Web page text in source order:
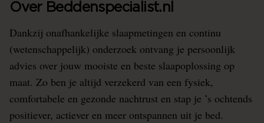
Over Beddenspecialist.nl
Dankzij onafhankelijke slaapmetingen en continu
(wetenschappelijk) onderzoek ontvang je persoonlijk
advies over jouw mooiste en beste slaapoplossing op
maat. Zo ben je altijd verzekerd van een fysiek,
comfortabele en gezonde nachtrust en stap je ’s ochtends
positiever, actiever en meer ontspannen uit je bed.